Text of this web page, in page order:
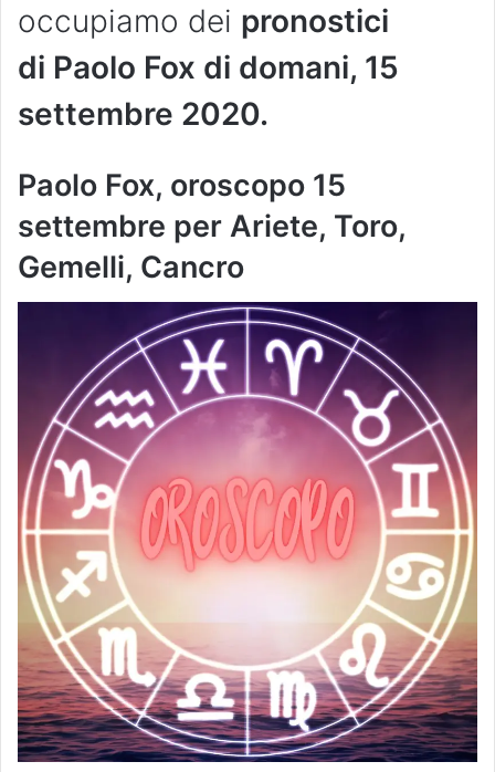
occupiamo dei pronostici
di Paolo Fox di domani, 15
settembre 2020.
Paolo Fox, oroscopo 15
settembre per Ariete, Toro,
Gemelli, Cancro